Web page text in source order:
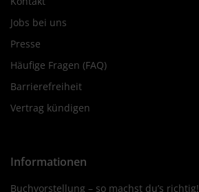
Jobs bei uns
Presse
Häufige Fragen (FAQ)
Barrierefreiheit
Vertrag kündigen
Informationen
Buchvorstellung – so machst du’s richtig!